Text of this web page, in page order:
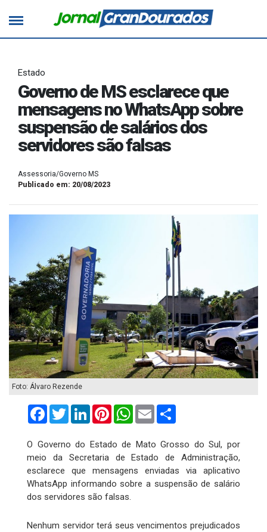
Estado
Governo de MS esclarece que
mensagens no WhatsApp sobre
suspensão de salários dos
servidores são falsas
Assessoria/Governo MS
Publicado em: 20/08/2023
Foto: Álvaro Rezende
FacebookTwitterLinkedInPinterestWhatsApp
Email
O Governo do Estado de Mato Grosso do Sul, por
meio da Secretaria de Estado de Administração,
esclarece que mensagens enviadas via aplicativo
WhatsApp informando sobre a suspensão de salário
dos servidores são falsas.
Nenhum servidor terá seus vencimentos prejudicados